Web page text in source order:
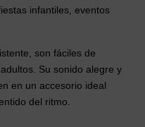
infantiles, eventos
son fáciles de
Su sonido alegre y
en un accesorio ideal
del ritmo.